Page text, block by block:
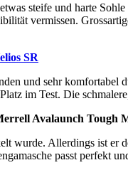
steife und harte
vermissen.
SR
und sehr komfortabel
im Test. Die
wurde. Allerdings ist er
passt perfekt